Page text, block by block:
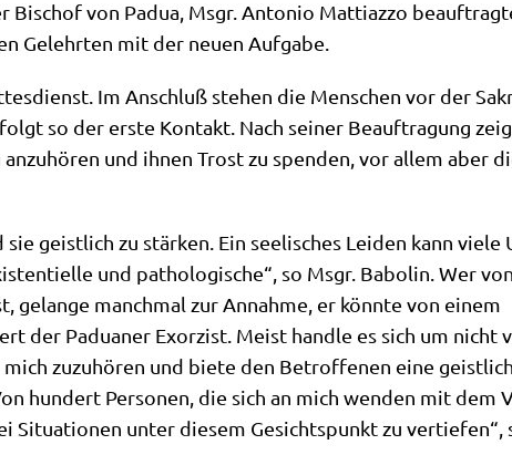
Bischof von Padua, Msgr. Anto­nio Mat­tiaz­zo
Gelehr­ten mit der neu­en Aufgabe.
Im Anschluß ste­hen die Men­schen vor der
so der erste Kon­takt. Nach sei­ner Beauf­tra­gung
und ihnen Trost zu spen­den, vor allem aber
geist­lich zu stär­ken. Ein see­li­sches Lei­den kann vie­le
und patho­lo­gi­sche“, so Msgr. Babol­in. Wer von
gelan­ge manch­mal zur Annah­me, er könn­te von einem
der Padua­ner Exor­zist. Meist hand­le es sich um nicht
zuzu­hö­ren und bie­te den Betrof­fe­nen eine
hun­dert Per­so­nen, die sich an mich wen­den mit dem
Situa­tio­nen unter die­sem Gesichts­punkt zu ver­tie­fen“,